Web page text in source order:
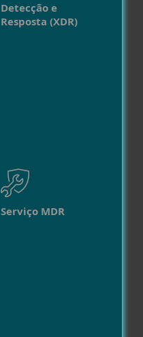
Detecção e
Resposta (XDR)
Serviço MDR